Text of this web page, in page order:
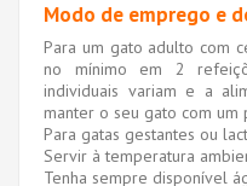
Modo de emprego e
Para um gato adulto com
no mínimo em 2
individuais variam e a
manter o seu gato com
Para gatas gestantes ou
Servir à temperatura
Tenha sempre disponível